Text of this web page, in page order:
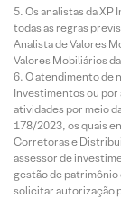
Os analistas da
todas as regras
Analista de Valores
Valores Mobiliários
O atendimento de
Investimentos ou por
atividades por meio
178/2023, os quais
Corretoras e
assessor de
gestão de
solicitar autorização